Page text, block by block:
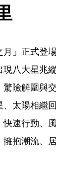
月」正式登場
現八大星兆縱
驚險解圍與交
、太陽相繼回
快速行動、風
擁抱潮流、居